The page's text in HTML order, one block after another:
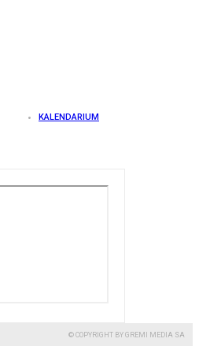
KALENDARIUM
© COPYRIGHT BY GREMI MEDIA SA